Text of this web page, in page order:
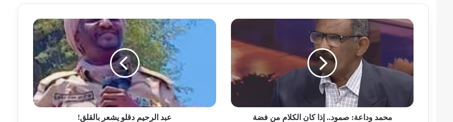
شركة الموارد المعدنية تعلن بشريات !!
أسامة وأبو عمامة.. أسرار الصفقة المجهضة
في شهرها التاسع!!
مسيرات وقصف تستهدف مدينة الدلنج
محمد
وداعة:
كان
الكلام
فالسكوت
محمد وداعة: صمود.. إذا كان الكلام من فضة
عبد
عبد الرحيم دقلو يشعر بالقلق!